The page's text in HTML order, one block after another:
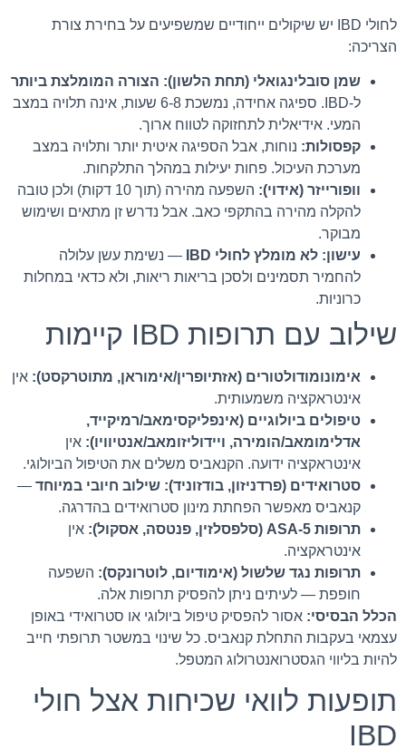
לחולי IBD יש שיקולים ייחודיים שמשפיעים על בחירת צורת
הצריכה:
שמן סובלינגואלי (תחת הלשון): הצורה המומלצת ביותר
ל-IBD. ספיגה אחידה, נמשכת 6-8 שעות, אינה תלויה במצב
המעי. אידיאלית לתחזוקה לטווח ארוך.
קפסולות: נוחות, אבל הספיגה איטית יותר ותלויה במצב
מערכת העיכול. פחות יעילות במהלך התלקחות.
וופורייזר (אידוי):
השפעה מהירה (תוך 10 דקות) ולכן טובה
להקלה מהירה בהתקפי כאב. אבל נדרש זן מתאים ושימוש
מבוקר.
עישון: לא מומלץ לחולי IBD
— נשימת עשן עלולה
להחמיר תסמינים ולסכן בריאות ריאות, ולא כדאי במחלות
כרוניות.
שילוב עם תרופות IBD קיימות
אימונומודולטורים (אזתיופרין/אימוראן, מתוטרקסט): אין
אינטראקציה משמעותית.
טיפולים ביולוגיים (אינפליקסימאב/רמיקייד,
אדלימומאב/הומירה, ויידוליזומאב/אנטיוויו): אין
אינטראקציה ידועה. הקנאביס משלים את הטיפול הביולוגי.
סטרואידים (פרדניזון, בודזוניד): שילוב חיובי במיוחד —
קנאביס מאפשר הפחתת מינון סטרואידים בהדרגה.
תרופות 5-ASA (סלפסלזין, פנטסה, אסקול):
אין
אינטראקציה.
תרופות נגד שלשול (אימודיום, לוטרונקס): השפעה
חופפת — לעיתים ניתן להפסיק תרופות אלה.
הכלל הבסיסי: אסור להפסיק טיפול ביולוגי או סטרואידי באופן
עצמאי בעקבות התחלת קנאביס. כל שינוי במשטר תרופתי חייב
להיות בליווי הגסטרואנטרולוג המטפל.
תופעות לוואי שכיחות אצל חולי
IBD